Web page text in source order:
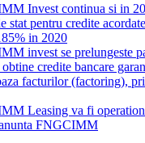
Invest continua si in
stat pentru credite
in 2020
invest se prelungeste
credite bancare
facturilor (factoring),
Leasing va fi
FNGCIMM